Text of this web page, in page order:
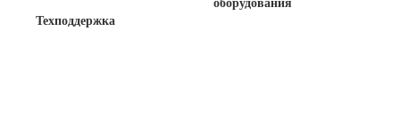
Техподдержка
оборудования